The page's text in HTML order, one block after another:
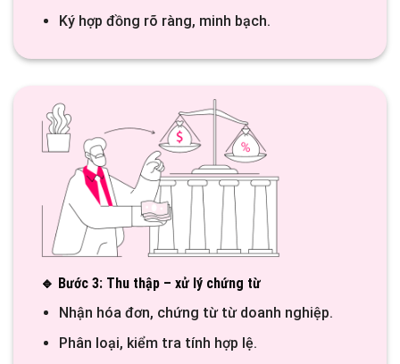
Ký hợp đồng rõ ràng, minh bạch.
🔹 Bước 3: Thu thập – xử lý chứng từ
Nhận hóa đơn, chứng từ từ doanh nghiệp.
Phân loại, kiểm tra tính hợp lệ.